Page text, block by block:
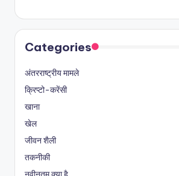
Categories
अंतरराष्ट्रीय मामले
क्रिप्टो-करेंसी
खाना
खेल
जीवन शैली
तकनीकी